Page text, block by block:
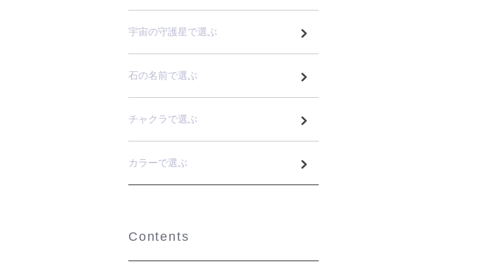
宇宙の守護星で選ぶ
石の名前で選ぶ
チャクラで選ぶ
カラーで選ぶ
Contents